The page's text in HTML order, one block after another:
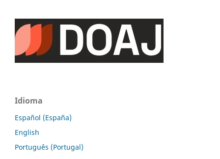
Idioma
Español (España)
English
Português (Portugal)